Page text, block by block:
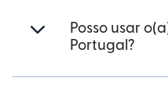
Posso usar
Portugal?